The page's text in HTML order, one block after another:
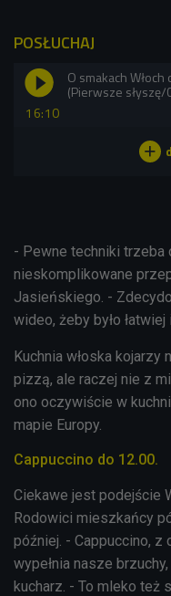
POSŁUCHAJ
16:10
O smakach
(Pierwsze słyszę/
- Pewne techniki trzeba
nieskomplikowane
Jasieńskiego. -
wideo, żeby było
Kuchnia włoska kojarzy
pizzą, ale raczej nie z
ono oczywiście w
mapie Europy.
Cappuccino do 12.00.
Ciekawe jest podejście
Rodowici mieszkańcy
później. - Cappuccino, z
wypełnia nasze
kucharz. - To mleko też